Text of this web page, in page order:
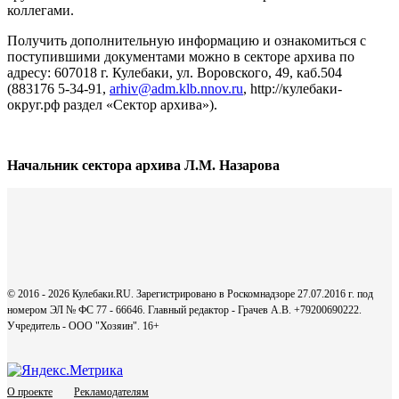
коллегами.
Получить дополнительную информацию и ознакомиться с
поступившими документами можно в секторе архива по
адресу: 607018 г. Кулебаки, ул. Воровского, 49, каб.504
(883176 5-34-91, arhiv@adm.klb.nnov.ru, http://кулебаки-
округ.рф раздел «Сектор архива»).
Начальник сектора архива Л.М. Назарова
© 2016 - 2026 Кулебаки.RU. Зарегистрировано в Роскомнадзоре 27.07.2016 г. под
номером ЭЛ № ФС 77 - 66646. Главный редактор - Грачев А.В. +79200690222.
Учредитель - ООО "Хозяин". 16+
О проекте Рекламодателям